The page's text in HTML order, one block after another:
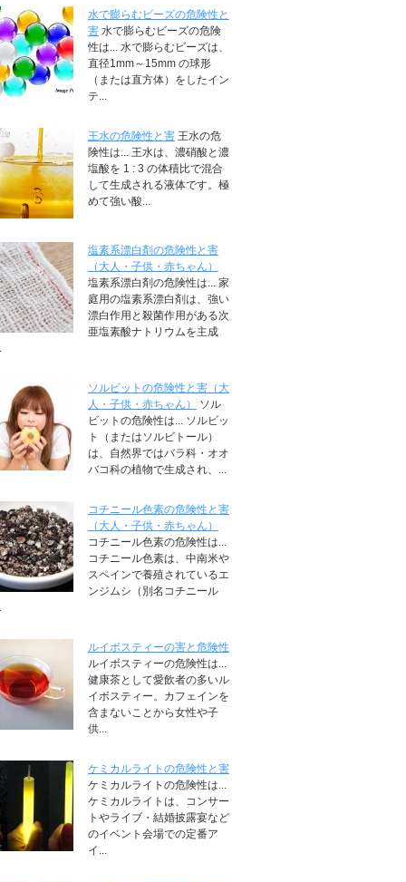
水で膨らむビーズの危険性と
害 水で膨らむビーズの危険
性は... 水で膨らむビーズは、
直径1mm～15mm の球形
（または直方体）をしたイン
テ...
王水の危険性と害 王水の危
険性は... 王水は、濃硝酸と濃
塩酸を 1 : 3 の体積比で混合
して生成される液体です。極
めて強い酸...
塩素系漂白剤の危険性と害
（大人・子供・赤ちゃん）
塩素系漂白剤の危険性は... 家
庭用の塩素系漂白剤は、強い
漂白作用と殺菌作用がある次
亜塩素酸ナトリウムを主成
ソルビットの危険性と害（大
人・子供・赤ちゃん）
ソル
ビットの危険性は... ソルビッ
ト（またはソルビトール）
は、自然界ではバラ科・オオ
バコ科の植物で生成され、...
コチニール色素の危険性と害
（大人・子供・赤ちゃん）
コチニール色素の危険性は...
コチニール色素は、中南米や
スペインで養殖されているエ
ンジムシ（別名コチニール
ルイボスティーの害と危険性
ルイボスティーの危険性は...
健康茶として愛飲者の多いル
イボスティー。カフェインを
含まないことから女性や子
供...
ケミカルライトの危険性と害
ケミカルライトの危険性は...
ケミカルライトは、コンサー
トやライブ・結婚披露宴など
のイベント会場での定番ア
イ...